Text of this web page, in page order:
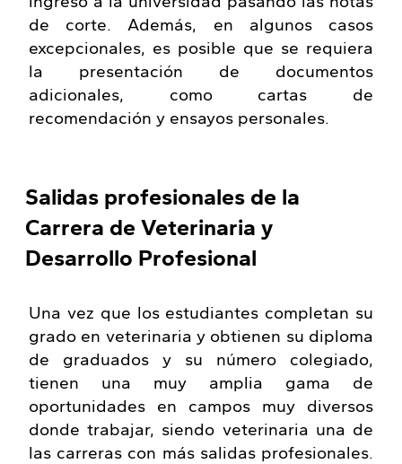
de corte. Además, en algunos casos
excepcionales, es posible que se requiera
la presentación de documentos
adicionales, como cartas de
recomendación y ensayos personales.
Salidas profesionales de la
Carrera de Veterinaria y
Desarrollo Profesional
Una vez que los estudiantes completan su
grado en veterinaria y obtienen su diploma
de graduados y su número colegiado,
tienen una muy amplia gama de
oportunidades en campos muy diversos
donde trabajar, siendo veterinaria una de
las carreras con más salidas profesionales.